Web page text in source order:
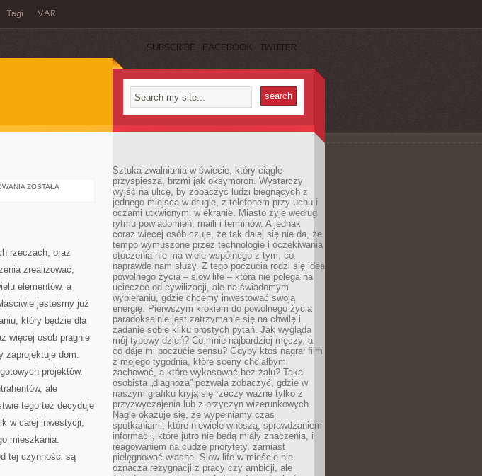
Tagi VAR
SUBSCRIBE FACEBOOK TWITTER
MONTAŻ
ZOSTAŁA
rzeczach, oraz
zrealizować,
elementów, a
jesteśmy już
który będzie dla
więcej osób pragnie
zaprojektuje dom.
projektów.
ale
tego też decyduje
w całej inwestycji,
mieszkania.
tej czynności są
Sztuka zwalniania w świecie, który ciągle
przyspiesza, brzmi jak oksymoron. Wystarczy
wyjść na ulicę, by zobaczyć ludzi biegnących z
jednego miejsca w drugie, z telefonem przy uchu i
oczami utkwionymi w ekranie. Miasto żyje według
rytmu powiadomień, maili i terminów. A jednak
coraz więcej osób czuje, że tak dalej się nie da, że
tempo wymuszone przez technologie i oczekiwania
otoczenia nie ma wiele wspólnego z tym, co
naprawdę nam służy. Z tego poczucia rodzi się idea
powolnego życia – slow life – która nie polega na
ucieczce od cywilizacji, ale na świadomym
wybieraniu, gdzie chcemy inwestować swoją
energię. Pierwszym krokiem do powolnego życia
paradoksalnie jest zatrzymanie się na chwilę i
zadanie sobie kilku prostych pytań. Jak wygląda
mój typowy dzień? Co mnie najbardziej męczy, a
co daje mi poczucie sensu? Gdyby ktoś nagrał film
z mojego tygodnia, które sceny chciałbym
zachować, a które wykasować bez żalu? Taka
osobista „diagnoza” pozwala zobaczyć, gdzie w
naszym grafiku kryją się rzeczy ważne tylko z
przyzwyczajenia lub z przyczyn wizerunkowych.
Nagle okazuje się, że wypełniamy czas
spotkaniami, które niewiele wnoszą, sprawdzaniem
informacji, które jutro nie będą miały znaczenia, i
reagowaniem na cudze priorytety, zamiast
pielęgnować własne. Slow life w mieście nie
oznacza rezygnacji z pracy czy ambicji, ale